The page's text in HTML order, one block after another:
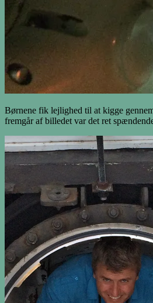
Børnene fik lejlighed til at kigge
fremgår af billedet var det ret